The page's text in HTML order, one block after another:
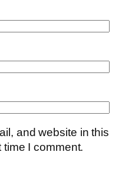
and website in this
time I comment.